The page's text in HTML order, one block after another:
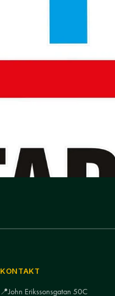
KONTAKT
📍John Erikssonsgatan 50C